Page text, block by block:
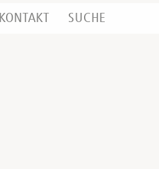
KONTAKT SUCHE